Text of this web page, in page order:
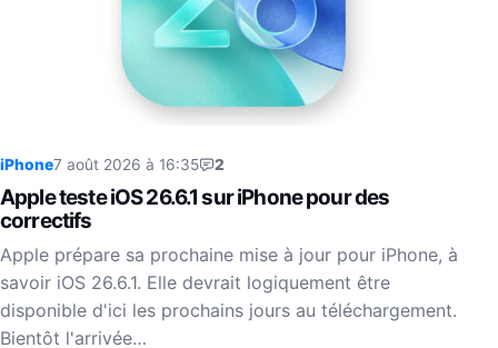
iPhone7 août 2026 à 16:35 2
Apple teste iOS 26.6.1 sur iPhone pour des
correctifs
Apple prépare sa prochaine mise à jour pour iPhone, à
savoir iOS 26.6.1. Elle devrait logiquement être
disponible d'ici les prochains jours au téléchargement.
Bientôt l'arrivée…